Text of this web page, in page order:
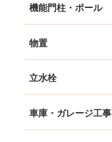
機能門柱・ポール
物置
立水栓
車庫・ガレージ工事